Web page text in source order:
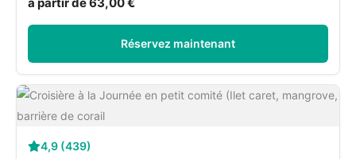
Réservez maintenant
4,9 (439)